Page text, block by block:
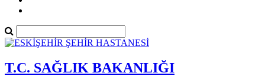
T.C. SAĞLIK BAKANLIĞI